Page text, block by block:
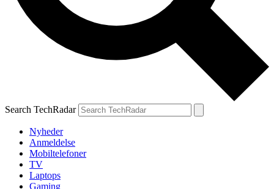
Search TechRadar
Nyheder
Anmeldelse
Mobiltelefoner
TV
Laptops
Gaming